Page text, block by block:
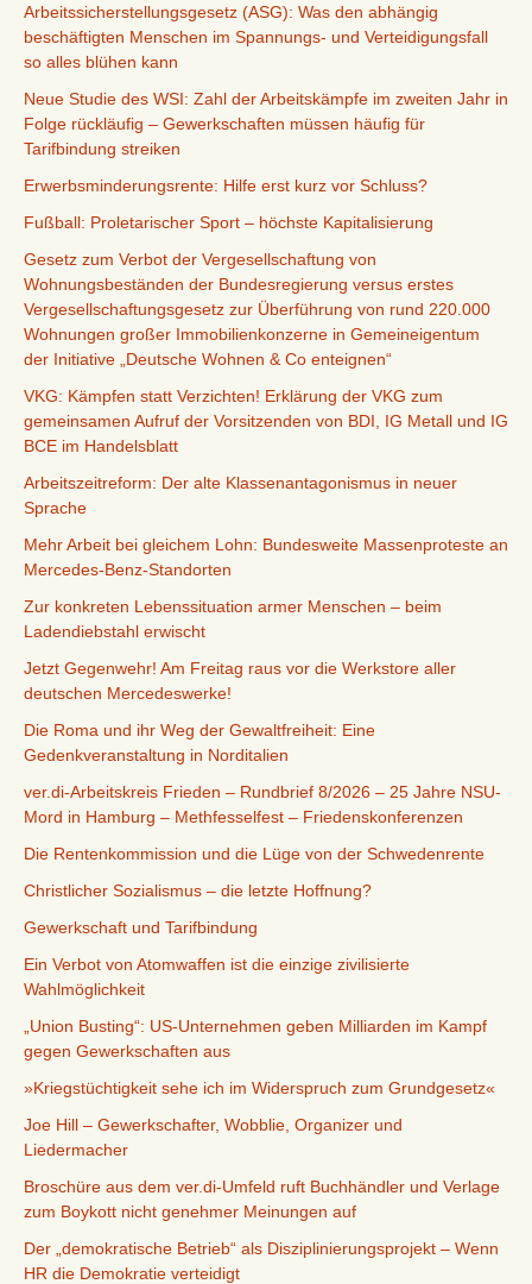
Arbeitssicherstellungsgesetz (ASG): Was den abhängig
beschäftigten Menschen im Spannungs- und Verteidigungsfall
so alles blühen kann
Neue Studie des WSI: Zahl der Arbeitskämpfe im zweiten Jahr in
Folge rückläufig – Gewerkschaften müssen häufig für
Tarifbindung streiken
Erwerbsminderungsrente: Hilfe erst kurz vor Schluss?
Fußball: Proletarischer Sport – höchste Kapitalisierung
Gesetz zum Verbot der Vergesellschaftung von
Wohnungsbeständen der Bundesregierung versus erstes
Vergesellschaftungsgesetz zur Überführung von rund 220.000
Wohnungen großer Immobilienkonzerne in Gemeineigentum
der Initiative „Deutsche Wohnen & Co enteignen“
VKG: Kämpfen statt Verzichten! Erklärung der VKG zum
gemeinsamen Aufruf der Vorsitzenden von BDI, IG Metall und IG
BCE im Handelsblatt
Arbeitszeitreform: Der alte Klassenantagonismus in neuer
Sprache
Mehr Arbeit bei gleichem Lohn: Bundesweite Massenproteste an
Mercedes-Benz-Standorten
Zur konkreten Lebenssituation armer Menschen – beim
Ladendiebstahl erwischt
Jetzt Gegenwehr! Am Freitag raus vor die Werkstore aller
deutschen Mercedeswerke!
Die Roma und ihr Weg der Gewaltfreiheit: Eine
Gedenkveranstaltung in Norditalien
ver.di-Arbeitskreis Frieden – Rundbrief 8/2026 – 25 Jahre NSU-
Mord in Hamburg – Methfesselfest – Friedenskonferenzen
Die Rentenkommission und die Lüge von der Schwedenrente
Christlicher Sozialismus – die letzte Hoffnung?
Gewerkschaft und Tarifbindung
Ein Verbot von Atomwaffen ist die einzige zivilisierte
Wahlmöglichkeit
„Union Busting“: US-Unternehmen geben Milliarden im Kampf
gegen Gewerkschaften aus
»Kriegstüchtigkeit sehe ich im Widerspruch zum Grundgesetz«
Joe Hill – Gewerkschafter, Wobblie, Organizer und
Liedermacher
Broschüre aus dem ver.di-Umfeld ruft Buchhändler und Verlage
zum Boykott nicht genehmer Meinungen auf
Der „demokratische Betrieb“ als Disziplinierungsprojekt – Wenn
HR die Demokratie verteidigt